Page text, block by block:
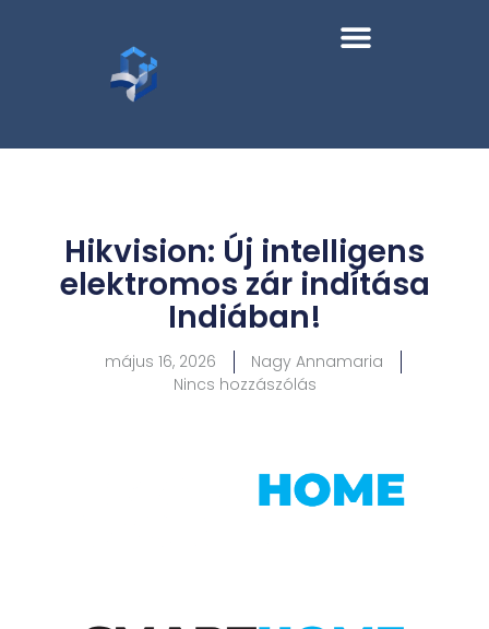
Hikvision: Új intelligens
elektromos zár indítása
Indiában!
május 16, 2026
Nagy Annamaria
Nincs hozzászólás